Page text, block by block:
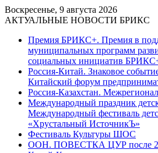
Воскресенье, 9 августа 2026
АКТУАЛЬНЫЕ НОВОСТИ БРИКС
Премия БРИКС+. Премия в
муниципальных программ
социальных инициатив
Россия-Китай. Знаковое
Китайский форум
Россия-Казахстан.
Международный праздник
Международный фестиваль
«Хрустальный ИсточникЪ»
Фестиваль Культуры ШОС
ООН. ПОВЕСТКА ЦУР после